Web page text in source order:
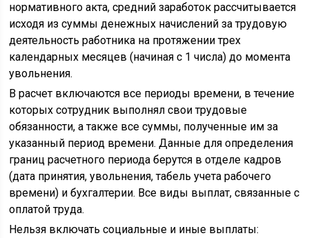
нормативного акта, средний заработок рассчитывается
исходя из суммы денежных начислений за трудовую
деятельность работника на протяжении трех
календарных месяцев (начиная с 1 числа) до момента
увольнения.
В расчет включаются все периоды времени, в течение
которых сотрудник выполнял свои трудовые
обязанности, а также все суммы, полученные им за
указанный период времени. Данные для определения
границ расчетного периода берутся в отделе кадров
(дата принятия, увольнения, табель учета рабочего
времени) и бухгалтерии. Все виды выплат, связанные с
оплатой труда.
Нельзя включать социальные и иные выплаты: